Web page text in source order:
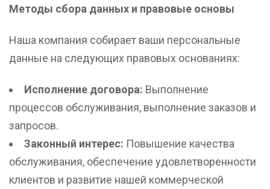
Методы сбора данных и правовые основы
Наша компания собирает ваши персональные
данные на следующих правовых основаниях:
Исполнение договора: Выполнение
процессов обслуживания, выполнение заказов и
запросов.
Законный интерес: Повышение качества
обслуживания, обеспечение удовлетворенности
клиентов и развитие нашей коммерческой